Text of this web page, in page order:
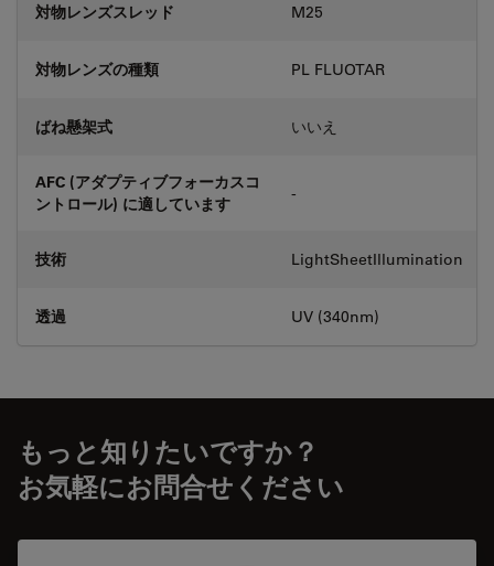
対物レンズスレッド M25
対物レンズの種類 PL FLUOTAR
ばね懸架式 いいえ
AFC (アダプティブフォーカスコ
ントロール) に適しています
-
技術 LightSheetIllumination
透過 UV (340nm)
もっと知りたいですか？
お気軽にお問合せください